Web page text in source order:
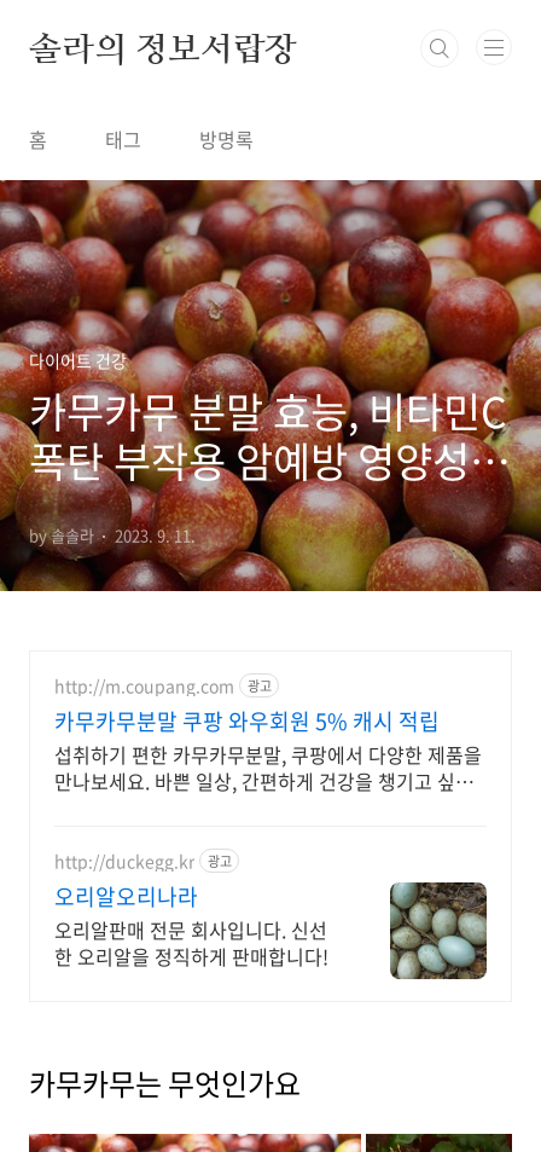
솔라의 정보서랍장
홈 태그 방명록
다이어트 건강
카무카무 분말 효능, 비타민C
폭탄 부작용 암예방 영양성분
먹는 방법
by 솔솔라 2023. 9. 11.
http://m.coupang.com 광고
카무카무분말 쿠팡 와우회원 5% 캐시 적립
섭취하기 편한 카무카무분말, 쿠팡에서 다양한 제품을
만나보세요. 바쁜 일상, 간편하게 건강을 챙기고 싶다
http://duckegg.kr 광고
오리알오리나라
오리알판매 전문 회사입니다. 신선
한 오리알을 정직하게 판매합니다!
카무카무는 무엇인가요